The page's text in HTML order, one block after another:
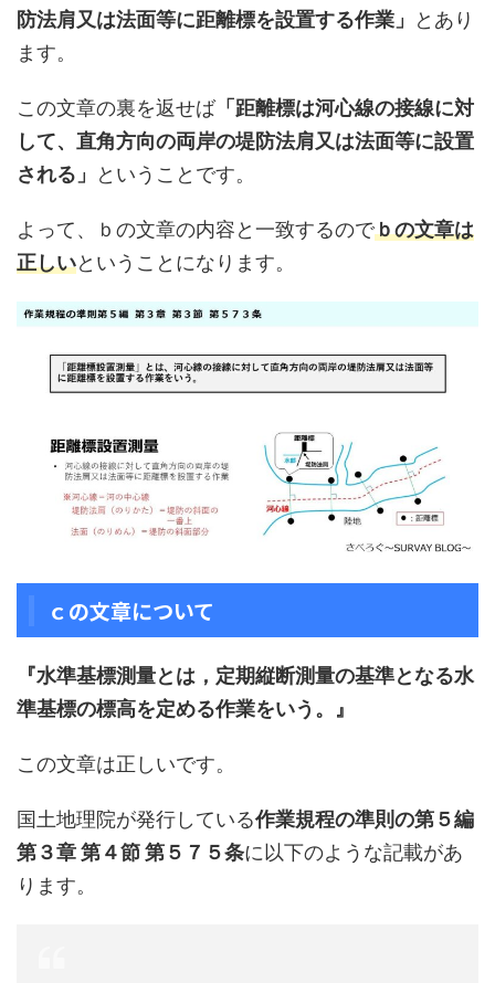
防法肩又は法面等に距離標を設置する作業」
とあり
ます。
この文章の裏を返せば「距離標は河心線の接線に対
して、直角方向の両岸の堤防法肩又は法面等に設置
される」
ということです。
よって、ｂの文章の内容と一致するのでｂの文章は
正しいということになります。
ｃの文章について
『水準基標測量とは，定期縦断測量の基準となる水
準基標の標高を定める作業をいう。』
この文章は正しいです。
国土地理院が発行している作業規程の準則の第５編
第３章 第４節 第５７５条に以下のような記載があ
ります。